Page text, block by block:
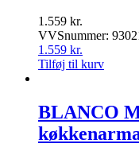
1.559 kr.
VVSnummer:
1.559 kr.
Tilføj til kurv
BLANCO